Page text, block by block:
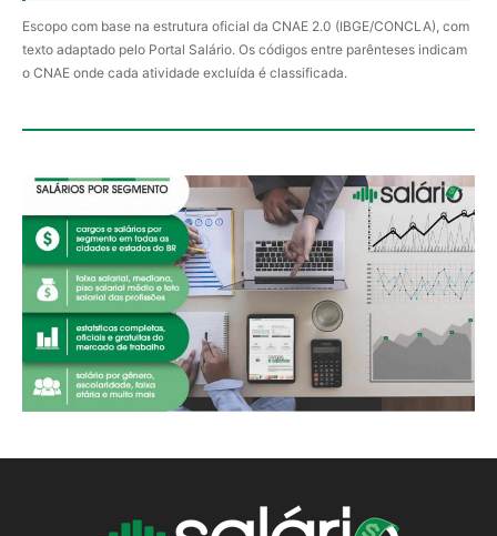
Escopo com base na estrutura oficial da CNAE 2.0 (IBGE/CONCLA), com
texto adaptado pelo Portal Salário. Os códigos entre parênteses indicam
o CNAE onde cada atividade excluída é classificada.